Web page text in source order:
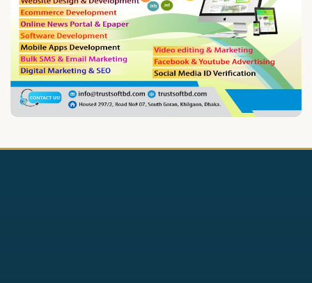
জাতীয় নিশানের ডিক্লারেশন
পূর্নবহাল, জেলা প্রশাসকের আদেশ
বাতিল
নোয়াখালীতে প্রবাসীর স্ত্রীকে পিপ্তল
ঠেকিয়ে চাঁদাবাজি, গ্রেপ্তার-১